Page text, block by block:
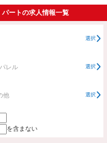
ートの求人情報一覧
選択
レル 選択
他 選択
を含まない